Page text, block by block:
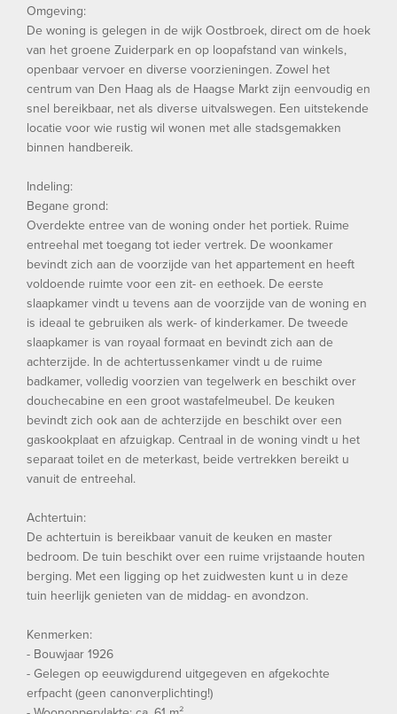
Omgeving:
De woning is gelegen in de wijk Oostbroek, direct om de hoek
van het groene Zuiderpark en op loopafstand van winkels,
openbaar vervoer en diverse voorzieningen. Zowel het
centrum van Den Haag als de Haagse Markt zijn eenvoudig en
snel bereikbaar, net als diverse uitvalswegen. Een uitstekende
locatie voor wie rustig wil wonen met alle stadsgemakken
binnen handbereik.
Indeling:
Begane grond:
Overdekte entree van de woning onder het portiek. Ruime
entreehal met toegang tot ieder vertrek. De woonkamer
bevindt zich aan de voorzijde van het appartement en heeft
voldoende ruimte voor een zit- en eethoek. De eerste
slaapkamer vindt u tevens aan de voorzijde van de woning en
is ideaal te gebruiken als werk- of kinderkamer. De tweede
slaapkamer is van royaal formaat en bevindt zich aan de
achterzijde. In de achtertussenkamer vindt u de ruime
badkamer, volledig voorzien van tegelwerk en beschikt over
douchecabine en een groot wastafelmeubel. De keuken
bevindt zich ook aan de achterzijde en beschikt over een
gaskookplaat en afzuigkap. Centraal in de woning vindt u het
separaat toilet en de meterkast, beide vertrekken bereikt u
vanuit de entreehal.
Achtertuin:
De achtertuin is bereikbaar vanuit de keuken en master
bedroom. De tuin beschikt over een ruime vrijstaande houten
berging. Met een ligging op het zuidwesten kunt u in deze
tuin heerlijk genieten van de middag- en avondzon.
Kenmerken:
- Bouwjaar 1926
- Gelegen op eeuwigdurend uitgegeven en afgekochte
erfpacht (geen canonverplichting!)